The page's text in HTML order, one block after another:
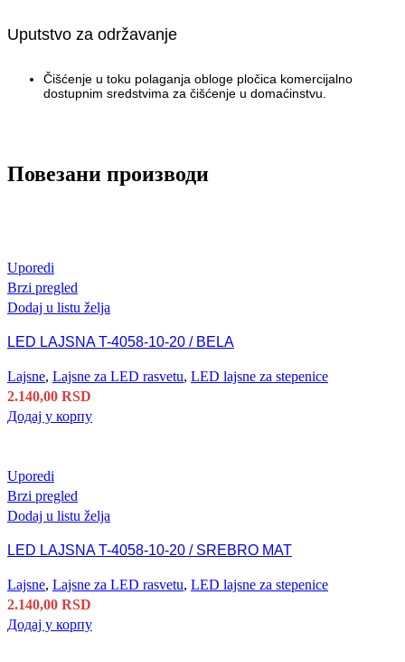
Uputstvo za održavanje
Čišćenje u toku polaganja obloge pločica komercijalno
dostupnim sredstvima za čišćenje u domaćinstvu.
Повезани производи
Uporedi
Brzi pregled
Dodaj u listu želja
LED LAJSNA T-4058-10-20 / BELA
Lajsne, Lajsne za LED rasvetu, LED lajsne za stepenice
2.140,00 RSD
Додај у корпу
Uporedi
Brzi pregled
Dodaj u listu želja
LED LAJSNA T-4058-10-20 / SREBRO MAT
Lajsne, Lajsne za LED rasvetu, LED lajsne za stepenice
2.140,00 RSD
Додај у корпу